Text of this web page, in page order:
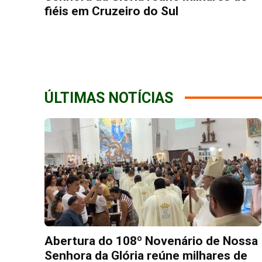
fiéis em Cruzeiro do Sul
ÚLTIMAS NOTÍCIAS
Abertura do 108º Novenário de Nossa
Senhora da Glória reúne milhares de